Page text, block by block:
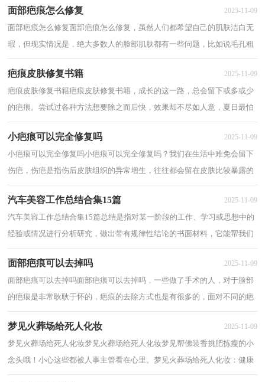
面部疤痕怎么修复 2025-11-09
面部疤痕怎么修复面部疤痕怎么修复，虽然人们都希望自己的肌肤洁白无
瑕，但现实情况是，绝大多数人的脸部肌肤都有一些问题，比如说毛孔粗
大，有很多痘印，甚至会有很多疤痕。那么面部疤...
疤痕皮肤修复书籍 2025-11-09
疤痕皮肤修复书籍疤痕皮肤修复书籍，成长的这一路，总会留下或多或少
的疤痕。尝试过各种方法想要除之而后快，效果却不尽如人意，夏日最怕
穿着，疤痕无处可藏，拍照之后第一件事，就是“修...
小疤痕可以完全修复吗 2025-11-09
小疤痕可以完全修复吗小疤痕可以完全修复吗？我们在生活中难免会留下
伤疤，伤疤是指伤后皮肤组织的异常增生，往往都会留在皮肤比较暴露的
位置，对大家的美观造成影响，下面来了小疤痕...
汽车美容工作总结合集15篇 2025-11-09
汽车美容工作总结合集15篇总结是指对某一阶段的工作、学习或思想中的
经验或情况进行分析研究，做出带有规律性结论的书面材料，它能帮我们
理顺知识结构，突出重点，突破难点，让我们一...
面部疤痕可以去掉吗 2025-11-09
面部疤痕可以去掉吗面部疤痕可以去掉吗，一些做了手术的人，对于脸部
的疤痕是非常耿耿于怀的，疤痕的去除方式也是有很多的，面对不同的疤
痕去除效果不同，以下分享面部疤痕可以去掉吗...
梦见火葬场给死人化妆 2025-11-09
梦见火葬场给死人化妆梦见火葬场给死人化妆梦见帮佛装香挑肥拣瘦的小
念头哦！小心这些都被人事主管看在心里。梦见火葬场给死人化妆：健康
运很好。你原本就是抵抗力极强的人，今后...